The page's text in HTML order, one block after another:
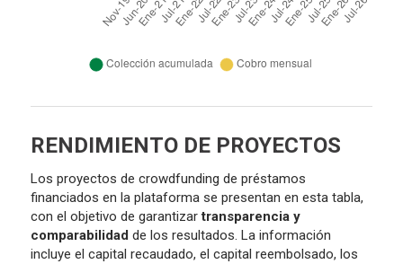
RENDIMIENTO DE PROYECTOS
Los proyectos de crowdfunding de préstamos
financiados en la plataforma se presentan en esta tabla,
con el objetivo de garantizartransparencia y
comparabilidad de los resultados. La información
incluye el capital recaudado, el capital reembolsado, los